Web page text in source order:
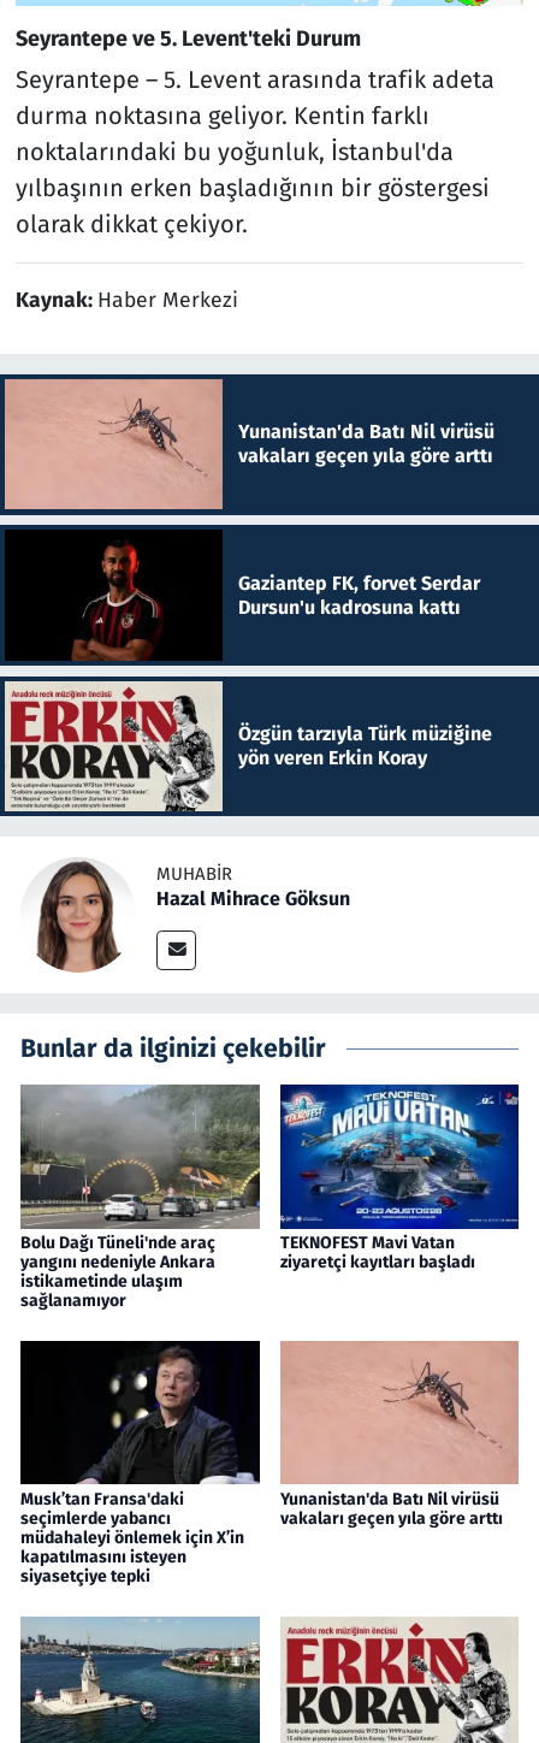
Seyrantepe ve 5. Levent'teki Durum
Seyrantepe – 5. Levent arasında trafik adeta
durma noktasına geliyor. Kentin farklı
noktalarındaki bu yoğunluk, İstanbul'da
yılbaşının erken başladığının bir göstergesi
olarak dikkat çekiyor.
Kaynak: Haber Merkezi
Yunanistan'da Batı Nil virüsü
vakaları geçen yıla göre arttı
Gaziantep FK, forvet Serdar
Dursun'u kadrosuna kattı
Özgün tarzıyla Türk müziğine
yön veren Erkin Koray
MUHABIR
Hazal Mihrace Göksun
Bunlar da ilginizi çekebilir
Bolu Dağı Tüneli'nde araç
yangını nedeniyle Ankara
istikametinde ulaşım
sağlanamıyor
TEKNOFEST Mavi Vatan
ziyaretçi kayıtları başladı
Musk’tan Fransa'daki
seçimlerde yabancı
müdahaleyi önlemek için X’in
kapatılmasını isteyen
siyasetçiye tepki
Yunanistan'da Batı Nil virüsü
vakaları geçen yıla göre arttı